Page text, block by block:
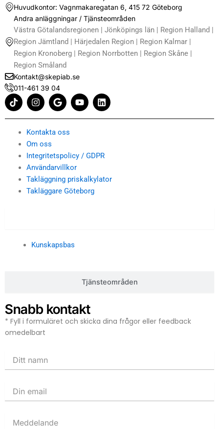
Huvudkontor: Vagnmakaregatan 6, 415 72 Göteborg
Andra anläggningar / Tjänsteområden
Västra Götalandsregionen | Jönköpings län | Region Halland |
Region Jämtland | Härjedalen Region | Region Kalmar |
Region Kronoberg | Region Norrbotten | Region Skåne |
Region Småland
Kontakt@skepiab.se
011-461 39 04
T
i
k
I
n
s
a
g
r
a
m
G
o
o
l
Y
o
u
L
i
n
n
Kontakta oss
Om oss
Integritetspolicy / GDPR
Användarvillkor
Takläggning priskalkylator
Takläggare Göteborg
Tjänsteområden
Kunskapsbas
Snabb kontakt
* Fyll i formuläret och skicka dina frågor eller feedback
omedelbart